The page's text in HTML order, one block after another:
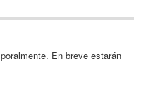
En breve estarán